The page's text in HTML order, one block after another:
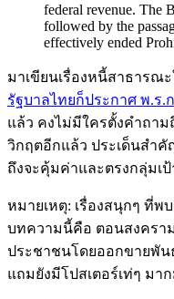
federal revenue. The
followed by the
effectively ended
มาเขียนเรื่องหนี้สาธารณ
รัฐบาลไทยก็ประกาศ พ.ร.
แล้ว คงไม่มีใครตั้งคำถาม
วิกฤตอีกแล้ว ประเด็นสำคั
ถึงจะคุ้มค่าและตรงกลุ่มเ
หมายเหตุ: เรื่องสนุกๆ ที่พ
บทความนี้คือ ตอนสงครา
ประชาชนโดยออกขายพั
แถมยังมีโปสเตอร์เท่ๆ มา